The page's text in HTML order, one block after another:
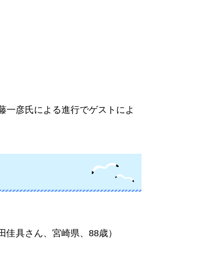
一彦氏による進行でゲストによ
佳具さん、宮崎県、88歳）